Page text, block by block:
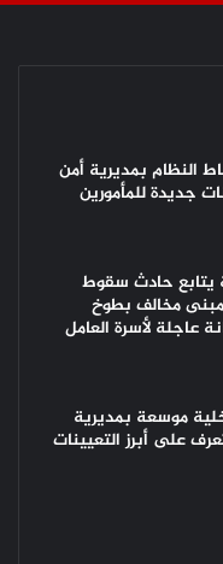
النظام بمديرية أمن
جديدة للمأمورين
يتابع حادث سقوط
مبنى مخالف بطوخ
عاجلة لأسرة العامل
موسعة بمديرية
على أبرز التعيينات